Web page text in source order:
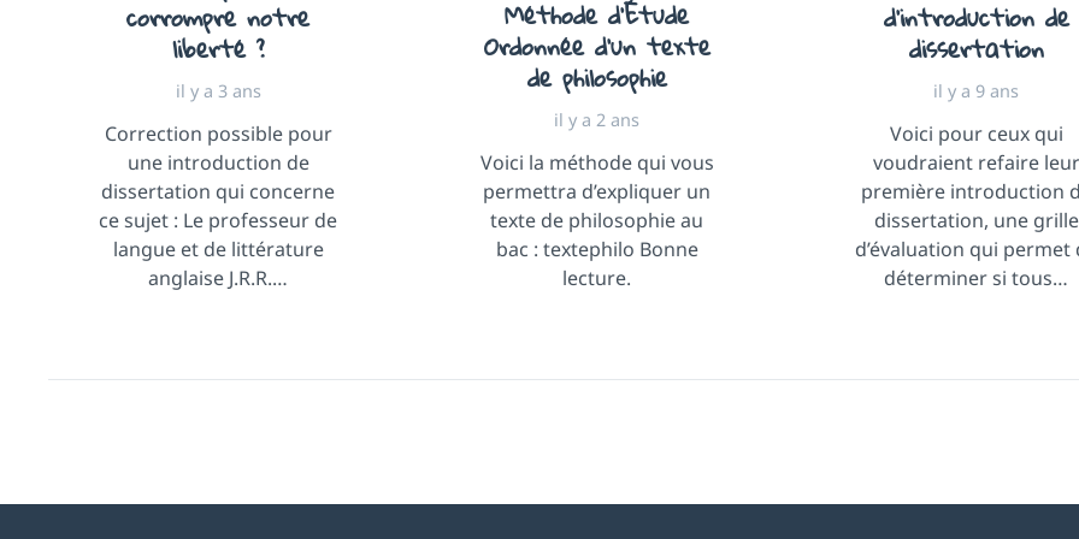
corrompre notre
liberté ?
il y a 3 ans
Correction possible pour
une introduction de
dissertation qui concerne
ce sujet : Le professeur de
langue et de littérature
anglaise J.R.R.…
Méthode d’Étude
Ordonnée d’un texte
de philosophie
il y a 2 ans
Voici la méthode qui vous
permettra d’expliquer un
texte de philosophie au
bac : textephilo Bonne
lecture.
d’introduction de
dissertation
il y a 9 ans
Voici pour ceux qui
voudraient refaire leur
première introduction
dissertation, une grille
d’évaluation qui permet
déterminer si tous…